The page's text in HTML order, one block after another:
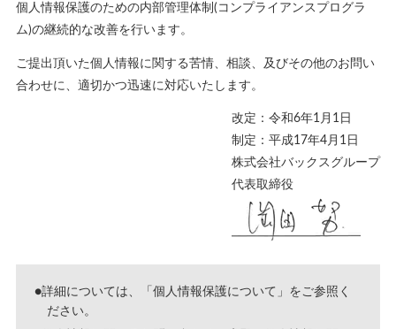
個人情報保護のための内部管理体制(コンプライアンスプログラ
ム)の継続的な改善を行います。
ご提出頂いた個人情報に関する苦情、相談、及びその他のお問い
合わせに、適切かつ迅速に対応いたします。
改定：令和6年1月1日
制定：平成17年4月1日
株式会社バックスグループ
代表取締役
●詳細については、「 個人情報保護について 」をご参照く
ださい。